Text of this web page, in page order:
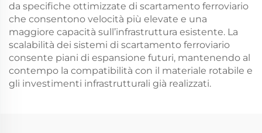
da specifiche ottimizzate di scartamento ferroviario
che consentono velocità più elevate e una
maggiore capacità sull’infrastruttura esistente. La
scalabilità dei sistemi di scartamento ferroviario
consente piani di espansione futuri, mantenendo al
contempo la compatibilità con il materiale rotabile e
gli investimenti infrastrutturali già realizzati.